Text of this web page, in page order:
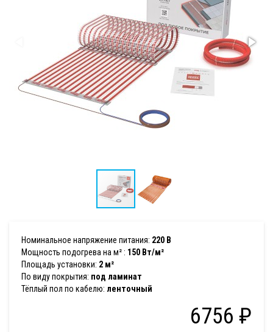
Номинальное напряжение питания: 220 В
Мощность подогрева на м² : 150 Вт/м²
Площадь установки: 2 м²
По виду покрытия: под ламинат
Тёплый пол по кабелю: ленточный
6756 ₽